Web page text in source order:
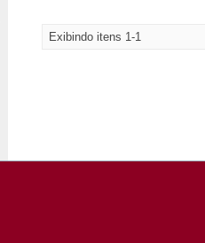
Exibindo itens 1-1